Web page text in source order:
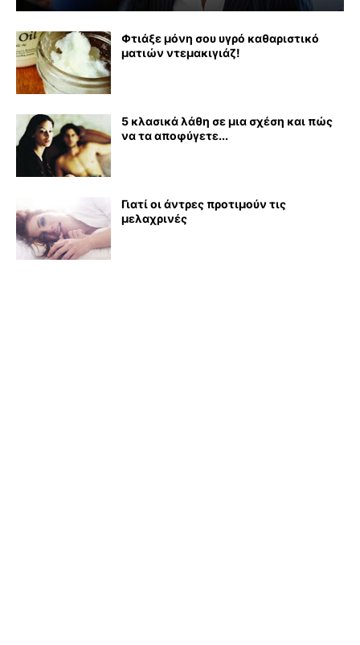
Φτιάξε μόνη σου υγρό καθαριστικό
ματιών ντεμακιγιάζ!
5 κλασικά λάθη σε μια σχέση και πώς
να τα αποφύγετε...
Γιατί οι άντρες προτιμούν τις
μελαχρινές